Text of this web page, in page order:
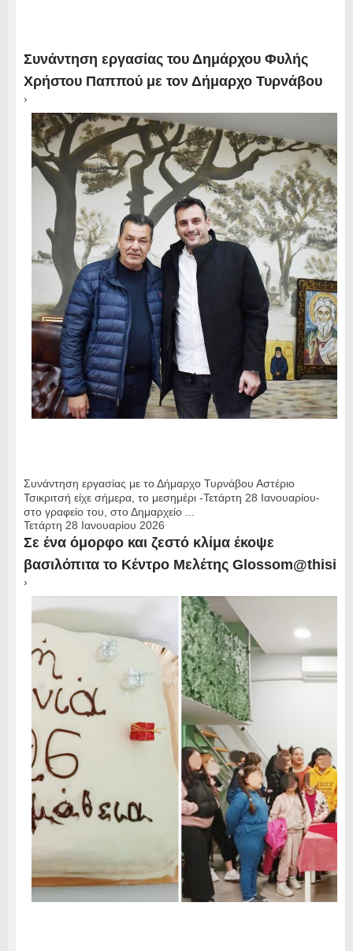
Συνάντηση εργασίας του Δημάρχου Φυλής
Χρήστου Παππού με τον Δήμαρχο Τυρνάβου
›
Συνάντηση εργασίας με το Δήμαρχο Τυρνάβου Αστέριο
Τσικριτσή είχε σήμερα, το μεσημέρι -Τετάρτη 28 Ιανουαρίου-
στο γραφείο του, στο Δημαρχείο ...
Τετάρτη 28 Ιανουαρίου 2026
Σε ένα όμορφο και ζεστό κλίμα έκοψε
βασιλόπιτα το Κέντρο Μελέτης Glossom@thisi
›